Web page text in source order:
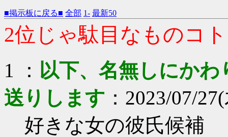
■掲示板に戻る■ 全部 1- 最新50
2位じゃ駄目なものコト
1 ： 以下、名無しにか
送りします ：2023/07/
好きな女の彼氏候補